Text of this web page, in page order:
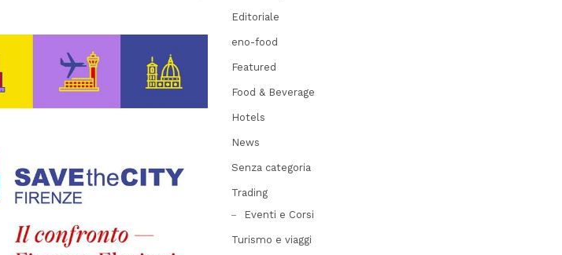
Editoriale
eno-food
Featured
Food & Beverage
Hotels
News
Senza categoria
Trading
Eventi e Corsi
Turismo e viaggi